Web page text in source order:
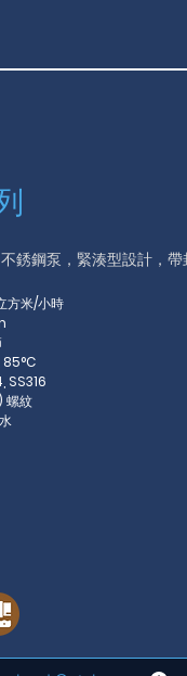
銹鋼泵， 緊湊型設計，帶
方米/小時
m
85°C
SS316
螺紋